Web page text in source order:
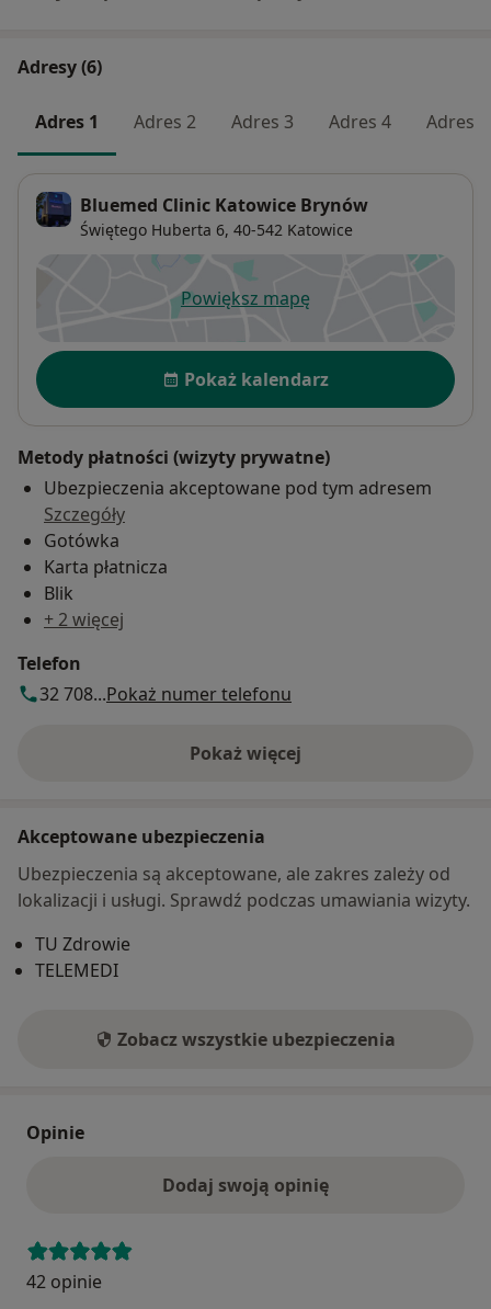
Adresy (6)
Adres 1 Adres 2 Adres 3 Adres 4 Adres 5
Bluemed Clinic Katowice Brynów
Świętego Huberta 6, 40-542 Katowice
Powiększ mapęotwiera się w nowej karcie
Dostępność
Pokaż kalendarz
Metody płatności (wizyty prywatne)
Ubezpieczenia akceptowane pod tym adresem
Szczegóły
Gotówka
Karta płatnicza
Blik
+ 2 więcej
Telefon
32 708...Pokaż numer telefonu
Pokaż więcej
o adresie
Akceptowane ubezpieczenia
Ubezpieczenia są akceptowane, ale zakres zależy od
lokalizacji i usługi. Sprawdź podczas umawiania wizyty.
TU Zdrowie
TELEMEDI
Zobacz wszystkie ubezpieczenia
Opinie
Dodaj swoją opinię
42 opinie